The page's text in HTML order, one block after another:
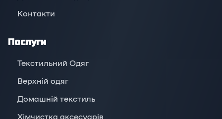
Контакти
Послуги
Текстильний Одяг
Верхній oдяг
Домашній текстиль
Хімчистка аксесуарів